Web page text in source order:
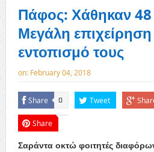
Πάφος: Χάθηκαν 48
Μεγάλη επιχείρηση
εντοπισμό τους
on: February 04, 2018
Share 0 Tweet
Share
Σαράντα οκτώ φοιτητές